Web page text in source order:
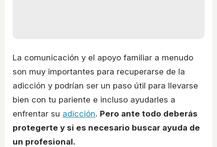
La comunicación y el apoyo familiar a menudo
son muy importantes para recuperarse de la
adicción y podrían ser un paso útil para llevarse
bien con tu pariente e incluso ayudarles a
enfrentar su adicción. Pero ante todo deberás
protegerte y si es necesario buscar ayuda de
un profesional.